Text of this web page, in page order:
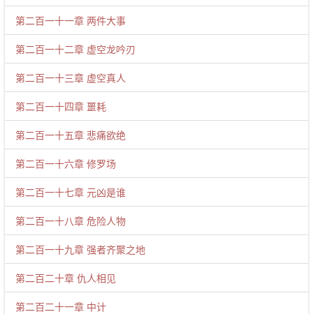
第二百一十一章 两件大事
第二百一十二章 虚空龙吟刃
第二百一十三章 虚空真人
第二百一十四章 噩耗
第二百一十五章 悲痛欲绝
第二百一十六章 修罗场
第二百一十七章 元凶是谁
第二百一十八章 危险人物
第二百一十九章 强者齐聚之地
第二百二十章 仇人相见
第二百二十一章 中计